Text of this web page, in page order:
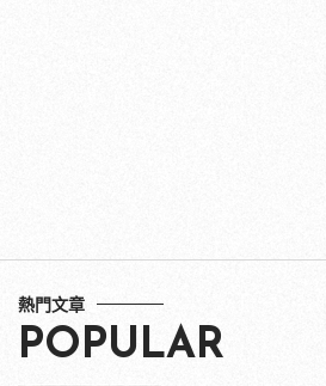
熱門文章
POPULAR